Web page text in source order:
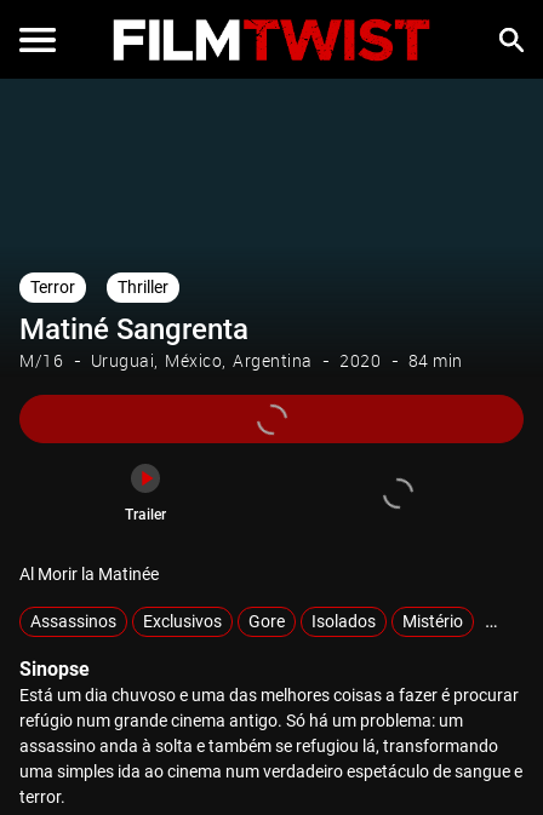
Terror Thriller
Matiné Sangrenta
M/16 Uruguai México Argentina 2020 84 min
Trailer
Al Morir la Matinée
Assassinos Exclusivos Gore Isolados Mistério
Sinopse
Está um dia chuvoso e uma das melhores coisas a fazer é procurar
refúgio num grande cinema antigo. Só há um problema: um
assassino anda à solta e também se refugiou lá, transformando
uma simples ida ao cinema num verdadeiro espetáculo de sangue e
terror.